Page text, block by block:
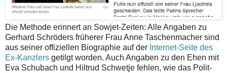
Die Methode erinnert an Sowjet-Zeiten: Alle Angaben zu
Gerhard Schröders früherer Frau Anne Taschenmacher sind
aus seiner offiziellen Biographie auf der Internet-Seite des
Ex-Kanzlers getilgt worden. Auch Angaben zu den Ehen mit
Eva Schubach und Hiltrud Schwetje fehlen, wie das Polit-